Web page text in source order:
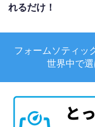
れるだけ！
フォームソティッ
世界中で